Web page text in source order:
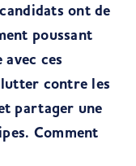
ont de
poussant
ces
contre les
partager une
Comment